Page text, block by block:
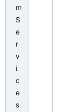
m
S
e
r
v
i
c
e
s